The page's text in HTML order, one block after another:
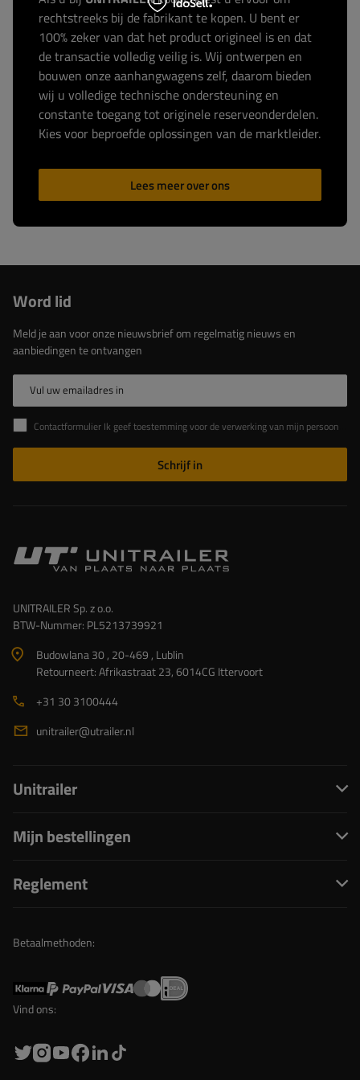
rechtstreeks bij de fabrikant te kopen. U bent er
100% zeker van dat het product origineel is en dat
de transactie volledig veilig is. Wij ontwerpen en
bouwen onze aanhangwagens zelf, daarom bieden
wij u volledige technische ondersteuning en
constante toegang tot originele reserveonderdelen.
Kies voor beproefde oplossingen van de marktleider.
Lees meer over ons
Word lid
Meld je aan voor onze nieuwsbrief om regelmatig nieuws en
aanbiedingen te ontvangen
Vul uw emailadres in
Contactformulier Ik geef toestemming voor de verwerking van mijn persoonlijke gegevens in het contactformulier in overeenstemming met de Verordening van het Europees Parlement en de Raad (EU)
Schrijf in
UNITRAILER Sp. z o.o.
BTW-Nummer: PL5213739921
Budowlana 30 , 20-469 , Lublin
Retourneert: Afrikastraat 23, 6014CG Ittervoort
+31 30 3100444
unitrailer@utrailer.nl
Unitrailer
Mijn bestellingen
Reglement
Betaalmethoden:
Vind ons: